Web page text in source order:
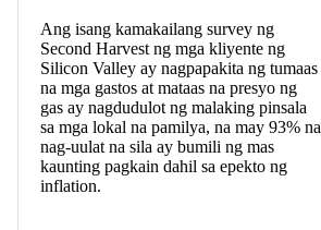
Ang isang kamakailang survey ng
Second Harvest ng mga kliyente ng
Silicon Valley ay nagpapakita ng tumaas
na mga gastos at mataas na presyo ng
gas ay nagdudulot ng malaking pinsala
sa mga lokal na pamilya, na may 93% na
nag-uulat na sila ay bumili ng mas
kaunting pagkain dahil sa epekto ng
inflation.